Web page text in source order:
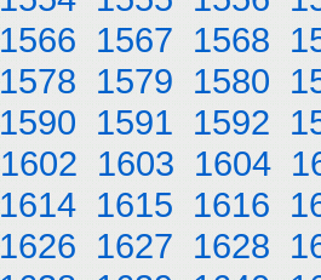
1566 1567 1568
1578 1579 1580
1590 1591 1592
1602 1603 1604
1614 1615 1616
1626 1627 1628